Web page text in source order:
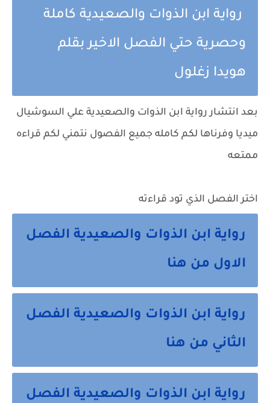
رواية ابن الذوات والصعيدية كاملة
وحصرية حتي الفصل الاخير بقلم
هويدا زغلول
بعد انتشار رواية ابن الذوات والصعيدية علي السوشيال
ميديا وفرناها لكم كامله جميع الفصول نتمني لكم قراءه
ممتعه
اختر الفصل الذي تود قراءته
رواية ابن الذوات والصعيدية الفصل
الاول من هنا
رواية ابن الذوات والصعيدية الفصل
الثاني من هنا
رواية ابن الذوات والصعيدية الفصل